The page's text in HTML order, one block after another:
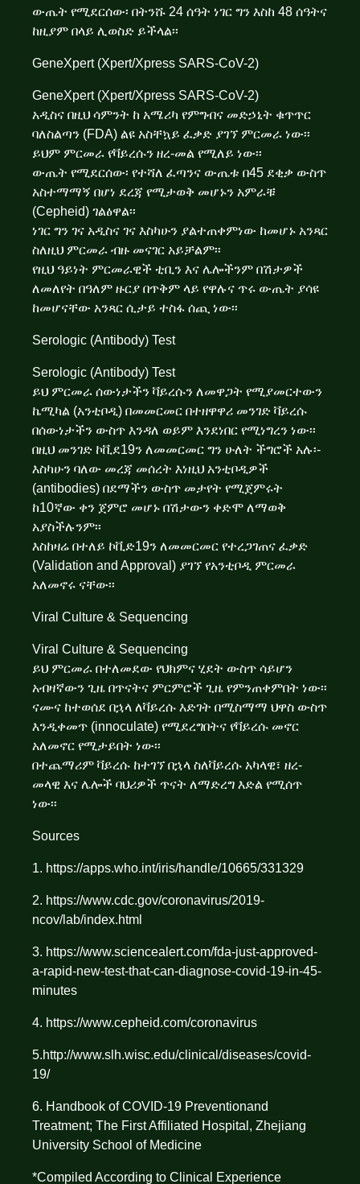
ውጤት የሚደርሰው፡ በትንሹ 24 ሰዓት ነገር ግን እስከ 48 ሰዓትና
ከዚያም በላይ ሊወስድ ይችላል፡፡
GeneXpert (Xpert/Xpress SARS-CoV-2)
GeneXpert (Xpert/Xpress SARS-CoV-2)
አዲስና በዚህ ሳምንት ከ አሜሪካ የምግብና መድኃኒት ቁጥጥር
ባለስልጣን (FDA) ልዩ አስቸኳይ ፈቃድ ያገኘ ምርመራ ነው፡፡
ይህም ምርመራ የቫይረሱን ዘረ-መል የሚለይ ነው፡፡
ውጤት የሚደርሰው፡ የተሻለ ፈጣንና ውጤቱ በ45 ደቂቃ ውስጥ
አስተማማኝ በሆነ ደረጃ የሚታወቅ መሆኑን አምራቹ
(Cepheid) ገልፅዋል፡፡
ነገር ግን ገና አዲስና ገና እስካሁን ያልተጠቀምነው ከመሆኑ አንጻር
ስለዚህ ምርመራ ብዙ መናገር አይቻልም፡፡
የዚህ ዓይነት ምርመራዊች ቲቢን እና ሌሎችንም በሽታዎች
ለመለየት በዓለም ዙርያ በጥቅም ላይ የዋሉና ጥሩ ውጤት ያሳዩ
ከመሆናቸው አንጻር ሲታይ ተስፋ ሰጪ ነው፡፡
Serologic (Antibody) Test
Serologic (Antibody) Test
ይህ ምርመራ ሰውነታችን ቫይረሱን ለመዋጋት የሚያመርተውን
ኬሚካል (አንቲቦዲ) በመመርመር በተዘዋዋሪ መንገድ ቫይረሱ
በሰውነታችን ውስጥ እንዳለ ወይም እንደነበር የሚነግረን ነው፡፡
በዚህ መንገድ ኮቪደ19ን ለመመርመር ግን ሁለት ችግሮች አሉ፡-
እስካሁን ባለው መረጃ መሰረት እነዚህ አንቲቦዲዎች
(antibodies) በደማችን ውስጥ መታየት የሚጀምሩት
ከ10ኛው ቀን ጀምሮ መሆኑ በሽታውን ቀድሞ ለማወቅ
አያስችሉንም፡፡
እስከዛሬ በተለይ ኮቪድ19ን ለመመርመር የተረጋገጠና ፈቃድ
(Validation and Approval) ያገኘ የአንቲቦዲ ምርመራ
አለመኖሩ ናቸው፡፡
Viral Culture & Sequencing
Viral Culture & Sequencing
ይህ ምርመራ በተለመደው የህክምና ሂደት ውስጥ ሳይሆን
አብዛኛውን ጊዜ በጥናትና ምርምሮች ጊዜ የምንጠቀምበት ነው፡፡
ናሙና ከተወሰደ በኋላ ለቫይረሱ እድገት በሚስማማ ህዋስ ውስጥ
እንዲቀመጥ (innoculate) የሚደረግበትና የቫይረሱ መኖር
አለመኖር የሚታይበት ነው፡፡
በተጨማሪም ቫይረሱ ከተገኘ በኋላ ስለቫይረሱ አካላዊ፣ ዘረ-
መላዊ እና ሌሎች ባህሪዎች ጥናት ለማድረግ እድል የሚሰጥ
ነው፡፡
Sources
1. https://apps.who.int/iris/handle/10665/331329
2. https://www.cdc.gov/coronavirus/2019-
ncov/lab/index.html
3. https://www.sciencealert.com/fda-just-approved-
a-rapid-new-test-that-can-diagnose-covid-19-in-45-
minutes
4. https://www.cepheid.com/coronavirus
5.http://www.slh.wisc.edu/clinical/diseases/covid-
19/
6. Handbook of COVID-19 Preventionand
Treatment; The First Affiliated Hospital, Zhejiang
University School of Medicine
*Compiled According to Clinical Experience